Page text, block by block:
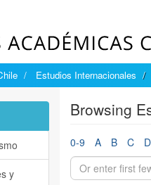
Estudios Internacionales
Browsing
0-9 A B C D
y